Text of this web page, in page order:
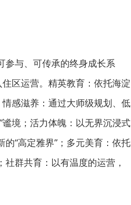
参与、可传承的终身成长系
区运营。精英教育：依托海淀
感滋养：通过大师级规划、低
境；活力体魄：以无界沉浸式
“高定雅界”；多元美育：依托
群共育：以有温度的运营，